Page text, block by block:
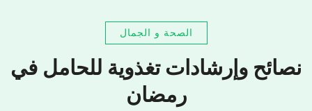
الصحة و الجمال
نصائح وإرشادات تغذوية للحامل في
رمضان